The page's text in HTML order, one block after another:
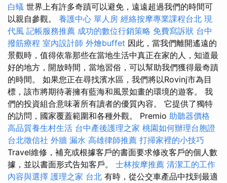
白蟻 世界上有許多奇蹟可以避免，遠遠超過我們的時間可
以親自參觀。 養護中心 單人房 經絡按摩專業課程台北 現
代風 記帳服務推薦 成功的數位行銷策略 免費寫訴狀 台中
撥筋療程 室內設計師 外燴buffet 因此，當我們離開遙遠的
景觀時，值得依靠那些在當地生活中真正在家的人，知道最
好的地方，開放時間，當地習俗，可以幫助我們獲得最奇蹟
的時間。 如果您正在尋找濱水區，我們將以Rovinj市為目
標，該市將期待著擁有藍海和風景如畫的環境的遊客。 我
們的投資組合意味著所有讀者的優質內容。 它提供了獨特
的訪問，國家覆蓋範圍和各種外觀。 Premio 助聽器價格
高品質養生村生活 台中產後護理之家 桃園如何辦理台胞證
台北徵信社 外牆 漏水 高雄律師推薦 打掃家裡的小技巧
Travel維修，補充或根據客戶的書面要求修改客戶的個人數
據，並以書面形式告知客戶。 士林按摩推薦 清潔工的工作
內容與選擇 護理之家 台北 有時，從公交車產品中找到最適